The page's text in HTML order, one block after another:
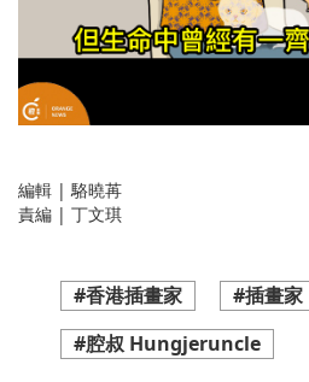
編輯 | 駱曉苒
責編 | 丁文琪
#香港插畫家 #插畫家
#腔叔 Hungjeruncle